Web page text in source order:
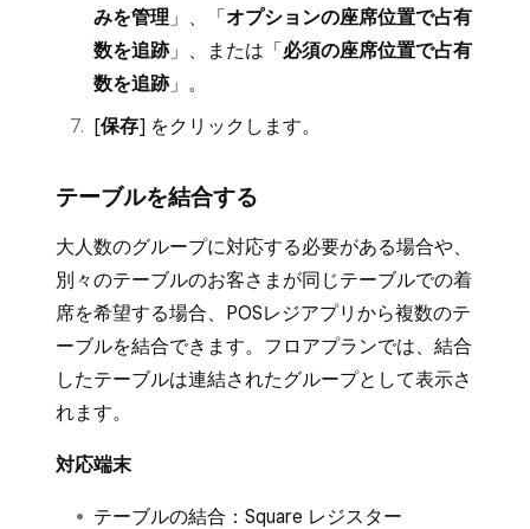
みを管理 」、「オプションの座席位置で占有
数を追跡」、または「必須の座席位置で占有
数を追跡」。
[保存] をクリックします。
テーブルを結合する
大人数のグループに対応する必要がある場合や、
別々のテーブルのお客さまが同じテーブルでの着
席を希望する場合、POSレジアプリから複数のテ
ーブルを結合できます。フロアプランでは、結合
したテーブルは連結されたグループとして表示さ
れます。
対応端末
テーブルの結合：Square レジスター